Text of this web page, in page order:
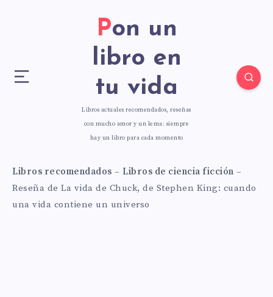
Pon un
libro en
tu vida
Libros actuales recomendados, reseñas
con mucho amor y un lema: siempre
hay un libro para cada momento
Libros recomendados – Libros de ciencia ficción –
Reseña de La vida de Chuck, de Stephen King: cuando
una vida contiene un universo